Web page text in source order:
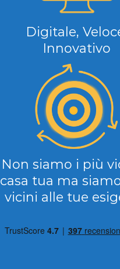
Digitale,
Innovativo
Non siamo i più
casa tua ma
vicini alle tue